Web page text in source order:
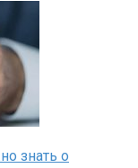
знать о